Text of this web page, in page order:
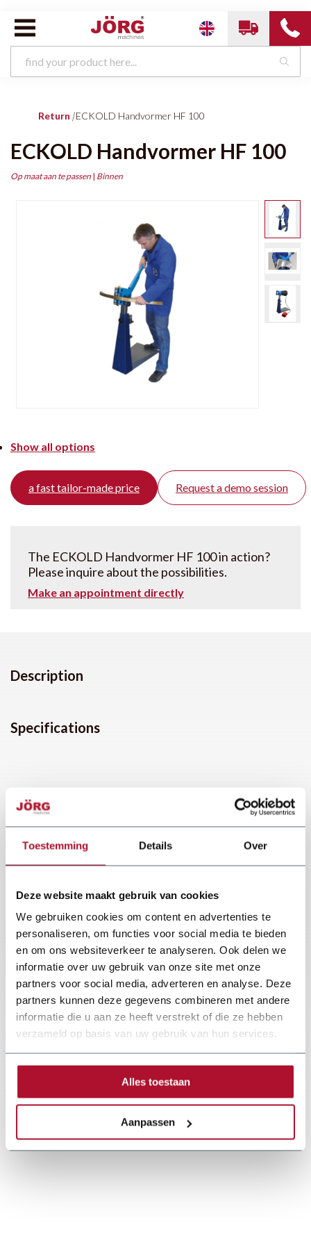
Toestemming Details Over
Deze website maakt gebruik van cookies
We gebruiken cookies om content en advertenties te
personaliseren, om functies voor social media te bieden
en om ons websiteverkeer te analyseren. Ook delen we
informatie over uw gebruik van onze site met onze
partners voor social media, adverteren en analyse. Deze
partners kunnen deze gegevens combineren met andere
informatie die u aan ze heeft verstrekt of die ze hebben
verzameld op basis van uw gebruik van hun services.
Alles toestaan
Aanpassen
Return |ECKOLD Handvormer HF 100
ECKOLD Handvormer HF 100
Op maat aan te passen | Binnen
Show all options
a fast tailor-made price Request a demo session
The ECKOLD Handvormer HF 100 in action?
Please inquire about the possibilities.
Make an appointment directly
Description
Specifications